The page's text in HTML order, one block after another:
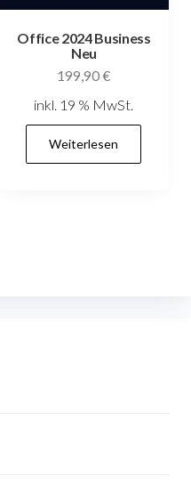
Office 2024 Business
Neu
199,90€
inkl. 19 % MwSt.
Weiterlesen